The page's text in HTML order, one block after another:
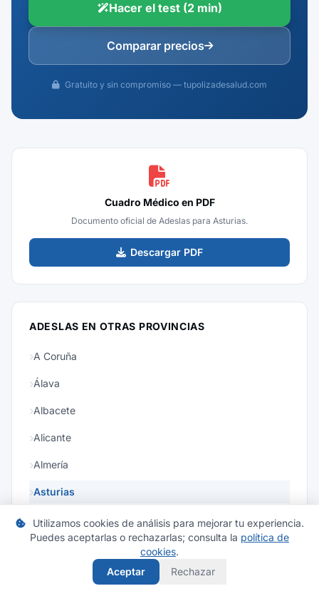
Hacer el test (2 min)
Comparar precios
Gratuito y sin compromiso — tupolizadesalud.com
Cuadro Médico en PDF
Documento oficial de Adeslas para Asturias.
Descargar PDF
ADESLAS EN OTRAS PROVINCIAS
A Coruña
Álava
Albacete
Alicante
Almería
Asturias
Ávila
Ver todas las provincias
Utilizamos cookies de análisis para mejorar tu experiencia.
Puedes aceptarlas o rechazarlas; consulta la política de
cookies.
Aceptar
Rechazar